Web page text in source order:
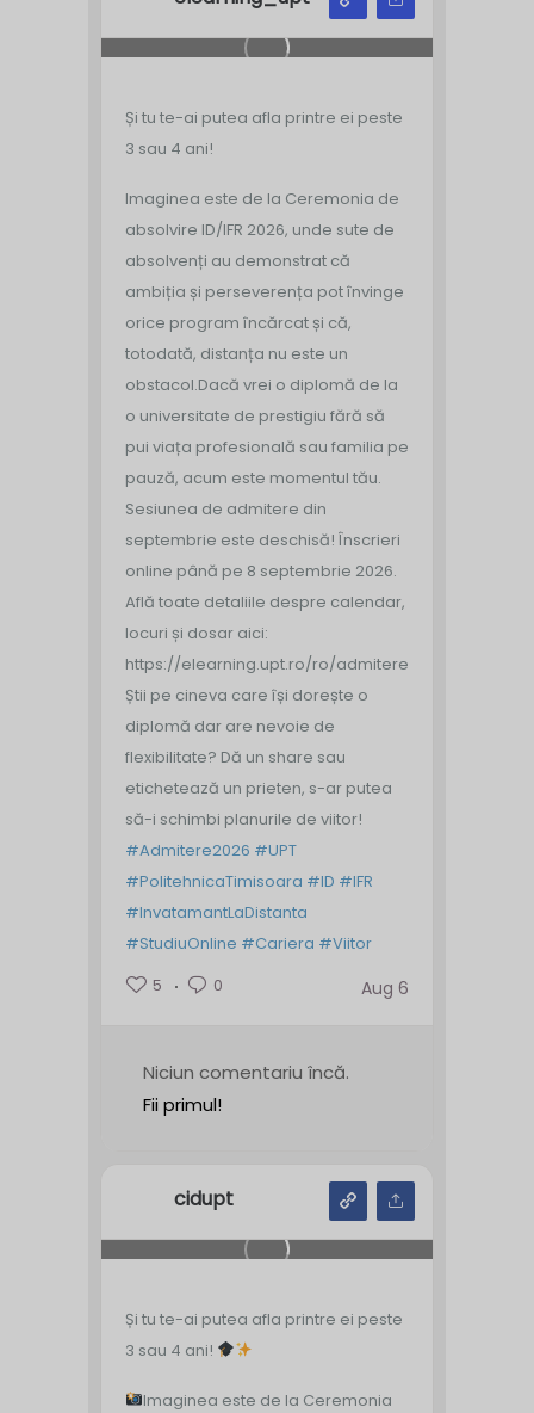
Și tu te-ai putea afla printre ei peste
3 sau 4 ani!
Imaginea este de la Ceremonia de
absolvire ID/IFR 2026, unde sute de
absolvenți au demonstrat că
ambiția și perseverența pot învinge
orice program încărcat și că,
totodată, distanța nu este un
obstacol.Dacă vrei o diplomă de la
o universitate de prestigiu fără să
pui viața profesională sau familia pe
pauză, acum este momentul tău.
Sesiunea de admitere din
septembrie este deschisă! Înscrieri
online până pe 8 septembrie 2026.
Află toate detaliile despre calendar,
locuri și dosar aici:
https://elearning.upt.ro/ro/admitere/
Știi pe cineva care își dorește o
diplomă dar are nevoie de
flexibilitate? Dă un share sau
etichetează un prieten, s-ar putea
să-i schimbi planurile de viitor!
#Admitere2026 #UPT
#PolitehnicaTimisoara #ID #IFR
#InvatamantLaDistanta
#StudiuOnline #Cariera #Viitor
5
0 Aug 6
Niciun comentariu încă.
Fii primul!
cidupt
Și tu te-ai putea afla printre ei peste
3 sau 4 ani!
Imaginea este de la Ceremonia